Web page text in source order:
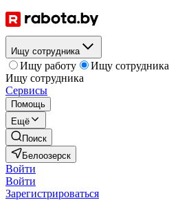
Ищу сотрудника
Ищу работу
Ищу сотрудника
Ищу сотрудника
Сервисы
Помощь
Ещё
Поиск
Белоозерск
Войти
Войти
Зарегистрироваться